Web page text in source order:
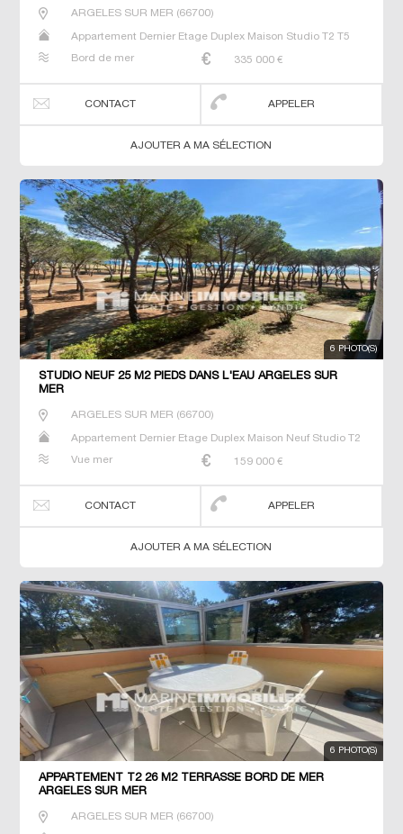
ARGELES SUR MER (66700)
Appartement Dernier Etage Duplex Maison Studio T2 T5
Bord de mer
335 000 €
CONTACT APPELER
AJOUTER A MA SÉLECTION
6 PHOTO(S)
STUDIO NEUF 25 M2 PIEDS DANS L'EAU ARGELES SUR
MER
ARGELES SUR MER (66700)
Appartement Dernier Etage Duplex Maison Neuf Studio T2
Vue mer
159 000 €
CONTACT APPELER
AJOUTER A MA SÉLECTION
6 PHOTO(S)
APPARTEMENT T2 26 M2 TERRASSE BORD DE MER
ARGELES SUR MER
ARGELES SUR MER (66700)